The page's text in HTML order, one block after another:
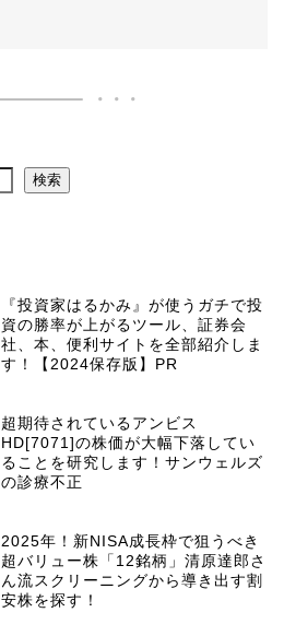
検索
『投資家はるかみ』が使うガチで投
資の勝率が上がるツール、証券会
社、本、便利サイトを全部紹介しま
す！【2024保存版】PR
超期待されているアンビス
HD[7071]の株価が大幅下落してい
ることを研究します！サンウェルズ
の診療不正
2025年！新NISA成長枠で狙うべき
超バリュー株「12銘柄」清原達郎さ
ん流スクリーニングから導き出す割
安株を探す！